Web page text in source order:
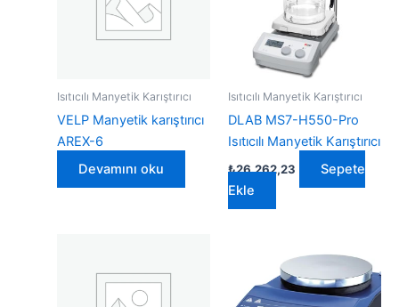
Isıtıcılı Manyetik Karıştırıcı
VELP Manyetik karıştırıcı
AREX-6
Devamını oku
Isıtıcılı Manyetik Karıştırıcı
DLAB MS7-H550-Pro
Isıtıcılı Manyetik Karıştırıcı
₺26.262,23
Sepete
Ekle